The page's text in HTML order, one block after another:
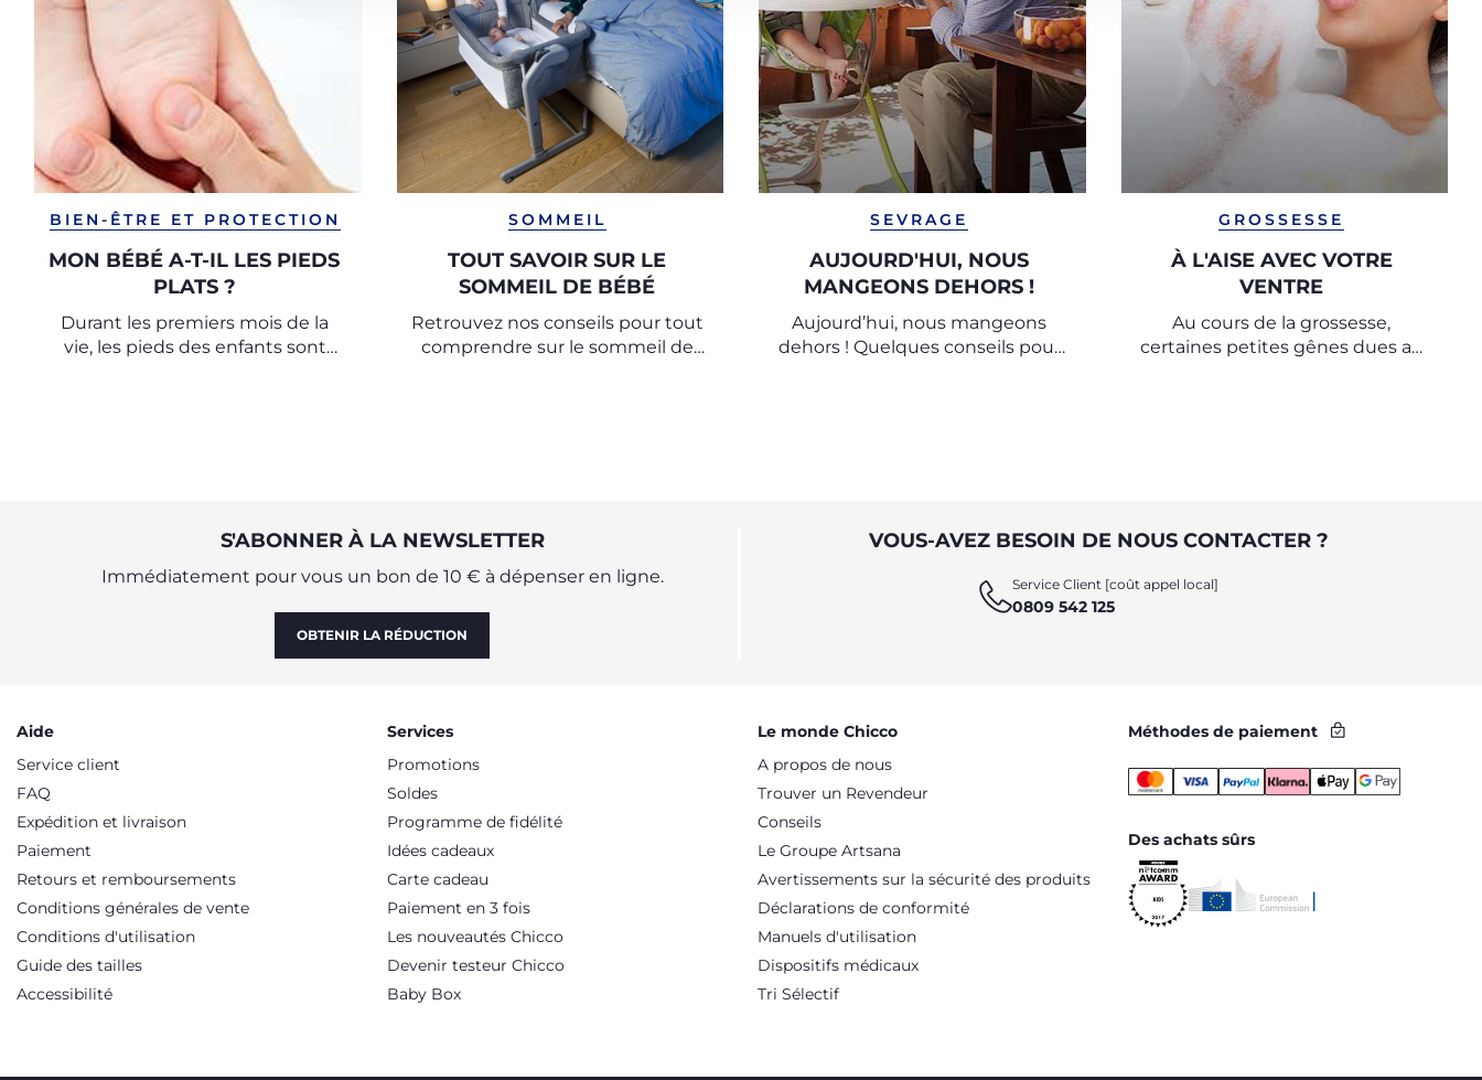
BIEN-ÊTRE ET PROTECTION
MON BÉBÉ A-T-IL LES PIEDS
PLATS ?
Durant les premiers mois de la
vie, les pieds des enfants sont
SOMMEIL
TOUT SAVOIR SUR LE
SOMMEIL DE BÉBÉ
Retrouvez nos conseils pour tout
comprendre sur le sommeil de
SEVRAGE
AUJOURD'HUI, NOUS
MANGEONS DEHORS !
Aujourd’hui, nous mangeons
dehors ! Quelques conseils pour
GROSSESSE
À L'AISE AVEC VOTRE
VENTRE
Au cours de la grossesse,
certaines petites gênes dues au
S'ABONNER À LA NEWSLETTER
Immédiatement pour vous un bon de 10 € à dépenser en ligne.
OBTENIR LA RÉDUCTION
VOUS-AVEZ BESOIN DE NOUS CONTACTER ?
Service Client [coût appel local]
0809 542 125
Aide
Service client
FAQ
Expédition et livraison
Paiement
Retours et remboursements
Conditions générales de vente
Conditions d'utilisation
Guide des tailles
Accessibilité
Services
Promotions
Soldes
Programme de fidélité
Idées cadeaux
Carte cadeau
Paiement en 3 fois
Les nouveautés Chicco
Devenir testeur Chicco
Baby Box
Le monde Chicco
A propos de nous
Trouver un Revendeur
Conseils
Le Groupe Artsana
Avertissements sur la sécurité des produits
Déclarations de conformité
Manuels d'utilisation
Dispositifs médicaux
Tri Sélectif
Méthodes de paiement
Des achats sûrs